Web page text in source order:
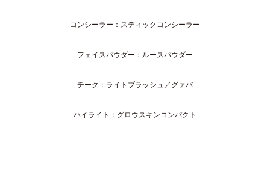
コンシーラー： スティックコンシーラー
フェイスパウダー： ルースパウダー
チーク： ライトブラッシュ／グァバ
ハイライト： グロウスキンコンパクト